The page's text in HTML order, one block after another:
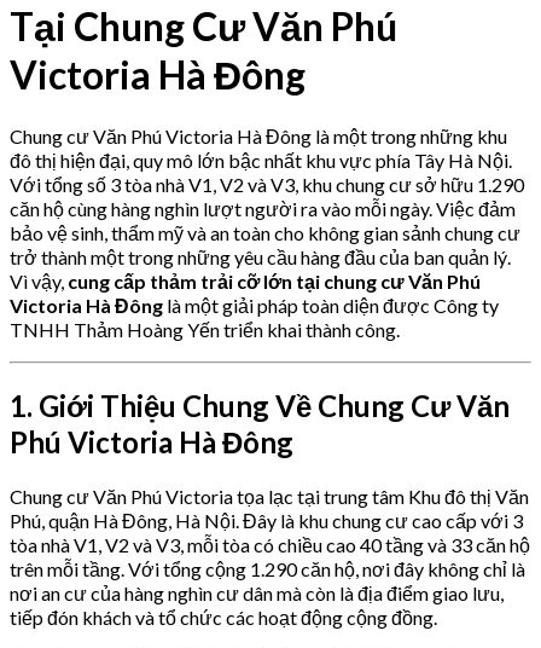
Tại Chung Cư Văn Phú
Victoria Hà Đông
Chung cư Văn Phú Victoria Hà Đông là một trong những khu
đô thị hiện đại, quy mô lớn bậc nhất khu vực phía Tây Hà Nội.
Với tổng số 3 tòa nhà V1, V2 và V3, khu chung cư sở hữu 1.290
căn hộ cùng hàng nghìn lượt người ra vào mỗi ngày. Việc đảm
bảo vệ sinh, thẩm mỹ và an toàn cho không gian sảnh chung cư
trở thành một trong những yêu cầu hàng đầu của ban quản lý.
Vì vậy, cung cấp thảm trải cỡ lớn tại chung cư Văn Phú
Victoria Hà Đông là một giải pháp toàn diện được Công ty
TNHH Thảm Hoàng Yến triển khai thành công.
1. Giới Thiệu Chung Về Chung Cư Văn
Phú Victoria Hà Đông
Chung cư Văn Phú Victoria tọa lạc tại trung tâm Khu đô thị Văn
Phú, quận Hà Đông, Hà Nội. Đây là khu chung cư cao cấp với 3
tòa nhà V1, V2 và V3, mỗi tòa có chiều cao 40 tầng và 33 căn hộ
trên mỗi tầng. Với tổng cộng 1.290 căn hộ, nơi đây không chỉ là
nơi an cư của hàng nghìn cư dân mà còn là địa điểm giao lưu,
tiếp đón khách và tổ chức các hoạt động cộng đồng.